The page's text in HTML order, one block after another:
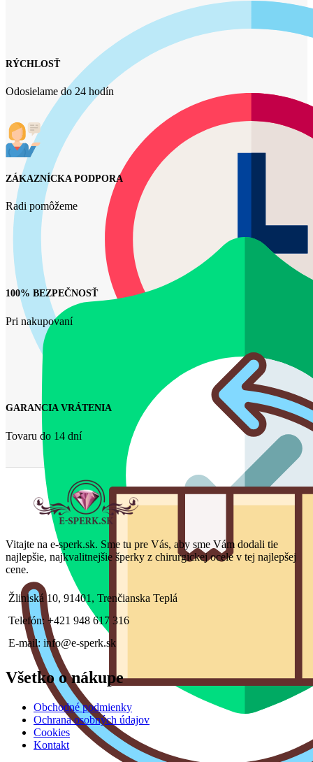
RÝCHLOSŤ
Odosielame do 24 hodín
ZÁKAZNÍCKA PODPORA
Radi pomôžeme
100% BEZPEČNOSŤ
Pri nakupovaní
GARANCIA VRÁTENIA
Tovaru do 14 dní
Vitajte na e-sperk.sk. Sme tu pre Vás, aby sme Vám dodali tie
najlepšie, najkvalitnejšie šperky z chirurgickej ocele v tej najlepšej
cene.
Žliniská 10, 91401, Trenčianska Teplá
Telefón: +421 948 617 316
E-mail: info@e-sperk.sk
Všetko o nákupe
Obchodné podmienky
Ochrana osobných údajov
Cookies
Kontakt